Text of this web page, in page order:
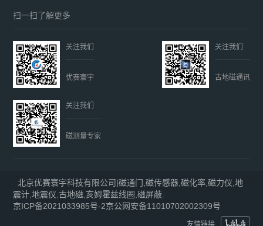
扫一扫了解更多
关注我们
优赛寰宇
关注我们
古地磁通讯
关注我们
磁测量专家
北京优赛寰宇科技有限公司|磁通门,磁传感器,磁化率,磁力仪,地
震计,地震仪,古地磁,亥姆霍兹线圈,磁屏蔽.
京ICP备2021033985号-2京公网安备11010702002309号
友情链接